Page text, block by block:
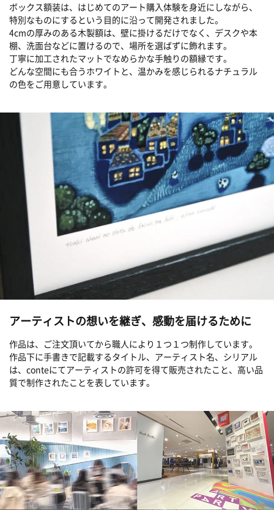
ボックス額装は、はじめてのアート購入体験を身近にしながら、
特別なものにするという目的に沿って開発されました。
4cmの厚みのある木製額は、壁に掛けるだけでなく、デスクや本
棚、洗面台などに置けるので、場所を選ばずに飾れます。
丁寧に加工されたマットでなめらかな手触りの額縁です。
どんな空間にも合うホワイトと、温かみを感じられるナチュラル
の色をご用意しています。
アーティストの想いを継ぎ、感動を届けるために
作品は、ご注文頂いてから職人により１つ１つ制作しています。
作品下に手書きで記載するタイトル、アーティスト名、シリアル
は、conteにてアーティストの許可を得て販売されたこと、高い品
質で制作されたことを表しています。